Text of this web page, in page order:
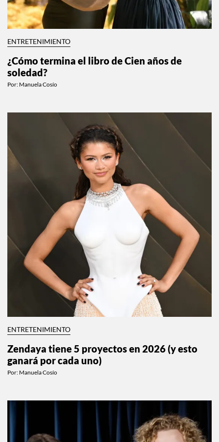
ENTRETENIMIENTO
¿Cómo termina el libro de Cien años de
soledad?
Por: Manuela Cosío
ENTRETENIMIENTO
Zendaya tiene 5 proyectos en 2026 (y esto
ganará por cada uno)
Por: Manuela Cosío